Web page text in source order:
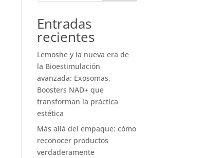
Entradas
recientes
Lemoshe y la nueva era de
la Bioestimulación
avanzada: Exosomas,
Boosters NAD+ que
transforman la práctica
estética
Más allá del empaque: cómo
reconocer productos
verdaderamente